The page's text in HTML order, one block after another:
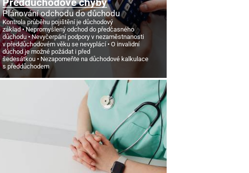
Plánování odchodu do důchodu
Kontrola průběhu pojištění je důchodový
základ
Nepromyšlený odchod do předčasného
důchodu
Nevyčerpání podpory v nezaměstnanosti
v předdůchodovém věku se nevyplácí
O invalidní
důchod je možné požádat i před
šedesátkou
Nezapomeňte na důchodové kalkulace
s předdůchodem